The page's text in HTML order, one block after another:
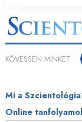
KÖVESSEN MINKET
Mi a
Online